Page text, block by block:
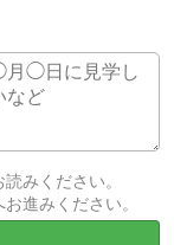
みください。
進みください。